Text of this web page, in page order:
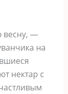
весну, —
на
нектар с